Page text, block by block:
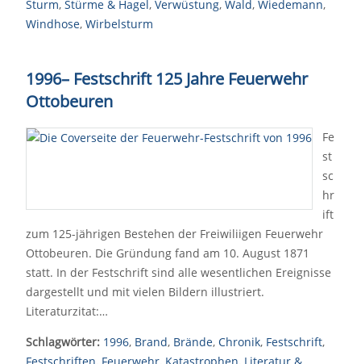
Sturm, Stürme & Hagel, Verwüstung, Wald, Wiedemann,
Windhose, Wirbelsturm
1996– Festschrift 125 Jahre Feuerwehr
Ottobeuren
Fe
st
sc
hr
ift
zum 125-jährigen Bestehen der Freiwiliigen Feuerwehr
Ottobeuren. Die Gründung fand am 10. August 1871
statt. In der Festschrift sind alle wesentlichen Ereignisse
dargestellt und mit vielen Bildern illustriert.
Literaturzitat:…
Schlagwörter: 1996, Brand, Brände, Chronik, Festschrift,